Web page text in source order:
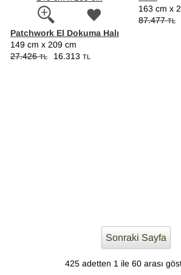
163 cm x
87.477TL
Patchwork El Dokuma Halı
149 cm x 209 cm
27.426TL 16.313 TL
Sonraki Sayfa
425 adetten 1 ile 60 arası